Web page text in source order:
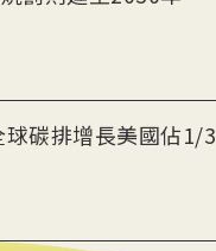
碳排增長美國佔1/3